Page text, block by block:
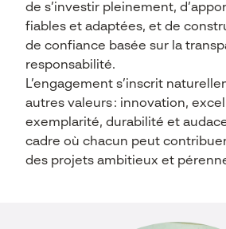
de s’investir pleinement,
fiables et adaptées, et de
de confiance basée sur la
responsabilité.
L’engagement s’inscrit
autres valeurs : innovation,
exemplarité, durabilité et
cadre où chacun peut
des projets ambitieux et